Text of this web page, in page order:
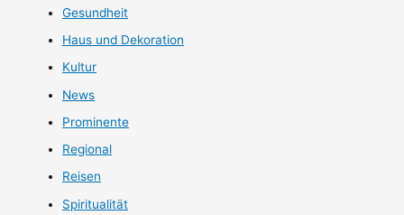
Gesundheit
Haus und Dekoration
Kultur
News
Prominente
Regional
Reisen
Spiritualität